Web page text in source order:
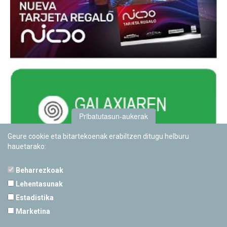
Pribatutasun-aukerak
Geure cookie eta bitartekoenak erabiltzen ditugu helburu
hauetarako:
Beharrezkoak
Lehentasunak
Estadistika
Marketina